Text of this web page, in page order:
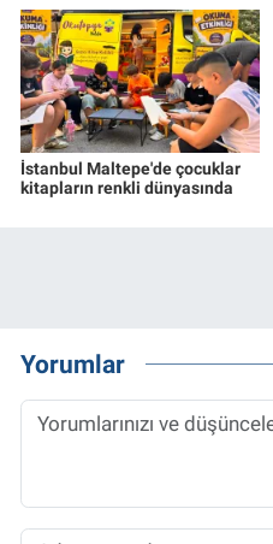
İstanbul Maltepe'de çocuklar
kitapların renkli dünyasında
Yorumlar